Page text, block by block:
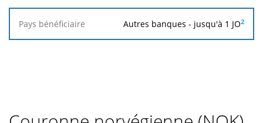
les
autres
Accepté
pour
Atteint la
banque
Autres banques - jusqu'à 1 JO2